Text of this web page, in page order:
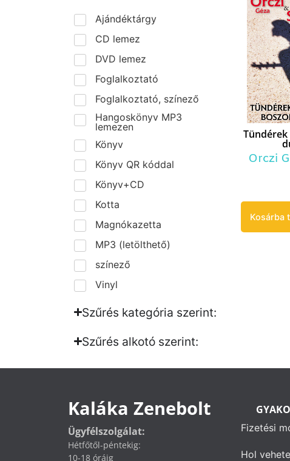
Ajándéktárgy
CD lemez
DVD lemez
Foglalkoztató
Foglalkoztató, színező
Hangoskönyv MP3
lemezen
Könyv
Könyv QR kóddal
Könyv+CD
Kotta
Magnókazetta
MP3 (letölthető)
színező
Vinyl
Szűrés kategória szerint:
Szűrés alkotó szerint:​
Tündérek
Orczi
Kosárba
Kaláka Zenebolt
Ügyfélszolgálat:
Hétfőtől-péntekig:
10-18 óráig
Fizetési
Hol